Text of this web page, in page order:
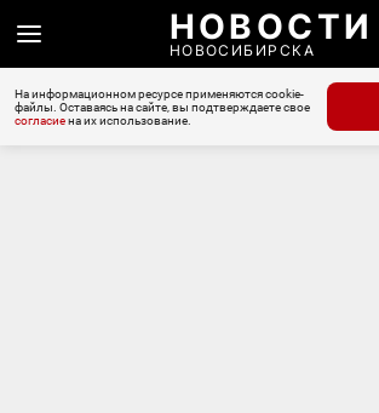
НОВОСТИ
НОВОСИБИРСКА
На информационном ресурсе применяются cookie-
файлы. Оставаясь на сайте, вы подтверждаете свое
согласиена их использование.